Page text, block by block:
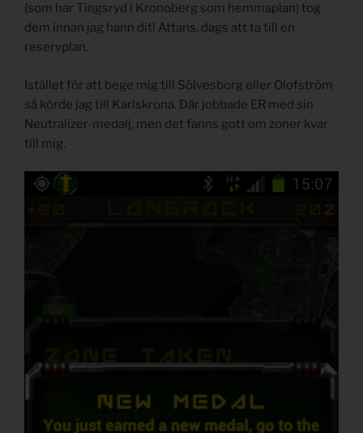
(som har Tingsryd i Kronoberg som hemmaplan) tog
dem innan jag hann dit! Attans, dags att ta till en
reservplan.
Istället för att bege mig till Sölvesborg eller Olofström
så körde jag till Karlskrona. Där jobbade ER med sin
Neutralizer-medalj, men det fanns gott om zoner kvar
till mig.